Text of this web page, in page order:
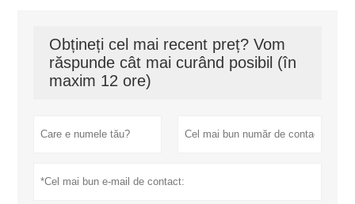
Obțineți cel mai recent preț? Vom
răspunde cât mai curând posibil (în
maxim 12 ore)